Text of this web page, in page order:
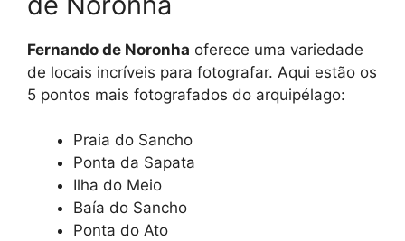
Fernando de Noronha oferece uma variedade
de locais incríveis para fotografar. Aqui estão os
5 pontos mais fotografados do arquipélago:
Praia do Sancho
Ponta da Sapata
Ilha do Meio
Baía do Sancho
Ponta do Ato